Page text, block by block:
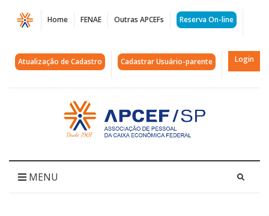
Página
Arquivos
mudarestatutoégolpe
APCEF/SP
Home FENAE Outras APCEFs Reserva On-line
Atualização de Cadastro Cadastrar Usuário-parente Login
Acessar
página
inicial
MENU